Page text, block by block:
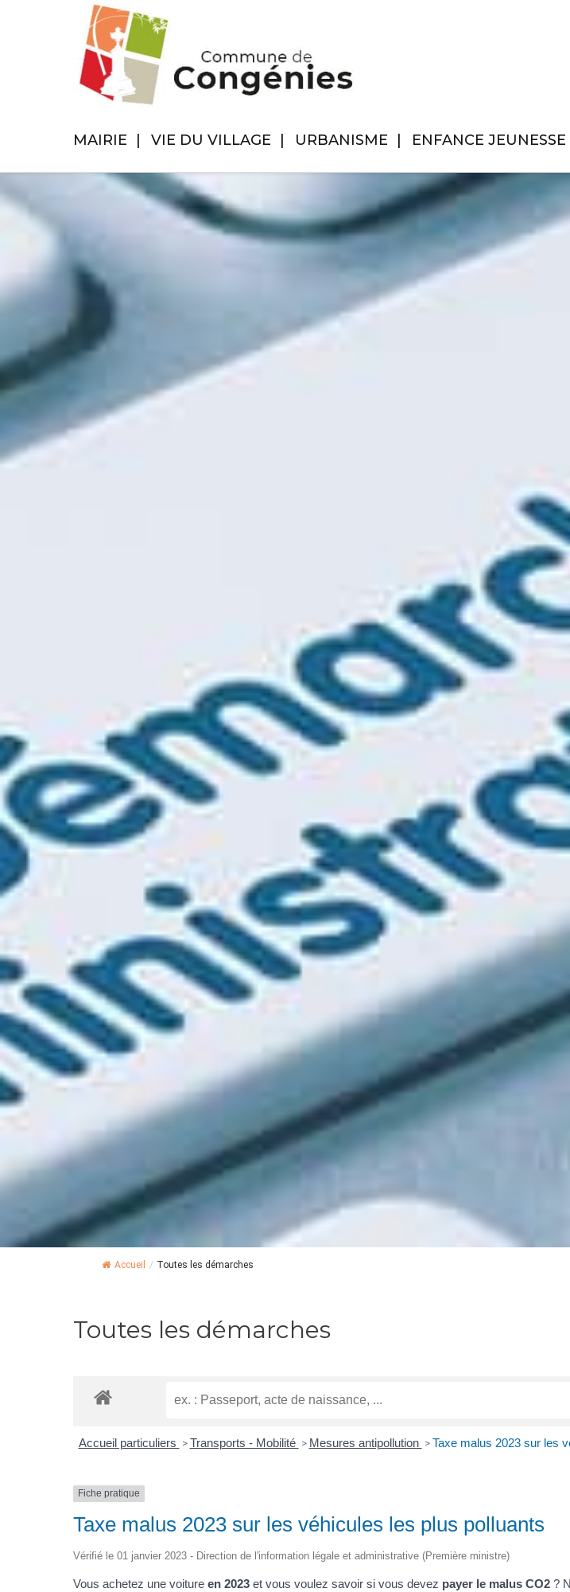
MAIRIE VIE DU VILLAGE URBANISME ENFANCE JEUNESSE
Accueil / Toutes les démarches
Toutes les démarches
Accueil particuliers > Transports - Mobilité > Mesures antipollution > Taxe malus 2023 sur les
Fiche pratique
Taxe malus 2023 sur les véhicules les plus polluants
Vérifié le 01 janvier 2023 - Direction de l'information légale et administrative (Première ministre)
Vous achetez une voiture en 2023 et vous voulez savoir si vous devez payer le malus CO2 ?